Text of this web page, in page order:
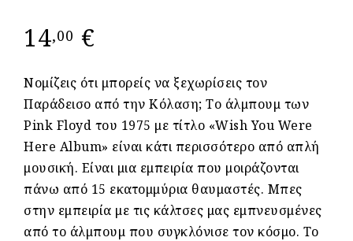
14,00 €
Νομίζεις ότι μπορείς να ξεχωρίσεις τον
Παράδεισο από την Κόλαση; Το άλμπουμ των
Pink Floyd του 1975 με τίτλο «Wish You Were
Here Album» είναι κάτι περισσότερο από απλή
μουσική. Είναι μια εμπειρία που μοιράζονται
πάνω από 15 εκατομμύρια θαυμαστές. Μπες
στην εμπειρία με τις κάλτσες μας εμπνευσμένες
από το άλμπουμ που συγκλόνισε τον κόσμο. Το